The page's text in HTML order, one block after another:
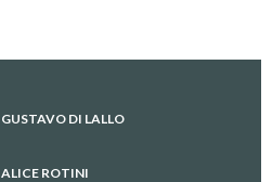
GUSTAVO DI LALLO
ALICE ROTINI